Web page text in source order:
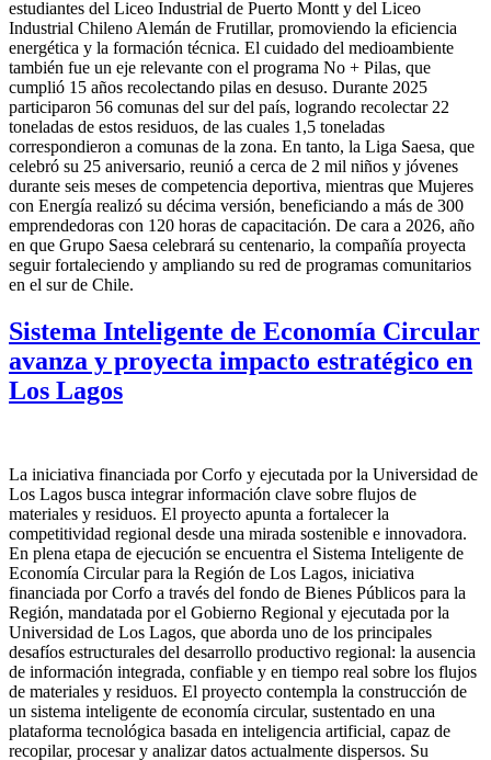
estudiantes del Liceo Industrial de Puerto Montt y del Liceo
Industrial Chileno Alemán de Frutillar, promoviendo la eficiencia
energética y la formación técnica. El cuidado del medioambiente
también fue un eje relevante con el programa No + Pilas, que
cumplió 15 años recolectando pilas en desuso. Durante 2025
participaron 56 comunas del sur del país, logrando recolectar 22
toneladas de estos residuos, de las cuales 1,5 toneladas
correspondieron a comunas de la zona. En tanto, la Liga Saesa, que
celebró su 25 aniversario, reunió a cerca de 2 mil niños y jóvenes
durante seis meses de competencia deportiva, mientras que Mujeres
con Energía realizó su décima versión, beneficiando a más de 300
emprendedoras con 120 horas de capacitación. De cara a 2026, año
en que Grupo Saesa celebrará su centenario, la compañía proyecta
seguir fortaleciendo y ampliando su red de programas comunitarios
en el sur de Chile.
Sistema Inteligente de Economía Circular
avanza y proyecta impacto estratégico en
Los Lagos
La iniciativa financiada por Corfo y ejecutada por la Universidad de
Los Lagos busca integrar información clave sobre flujos de
materiales y residuos. El proyecto apunta a fortalecer la
competitividad regional desde una mirada sostenible e innovadora.
En plena etapa de ejecución se encuentra el Sistema Inteligente de
Economía Circular para la Región de Los Lagos, iniciativa
financiada por Corfo a través del fondo de Bienes Públicos para la
Región, mandatada por el Gobierno Regional y ejecutada por la
Universidad de Los Lagos, que aborda uno de los principales
desafíos estructurales del desarrollo productivo regional: la ausencia
de información integrada, confiable y en tiempo real sobre los flujos
de materiales y residuos. El proyecto contempla la construcción de
un sistema inteligente de economía circular, sustentado en una
plataforma tecnológica basada en inteligencia artificial, capaz de
recopilar, procesar y analizar datos actualmente dispersos. Su